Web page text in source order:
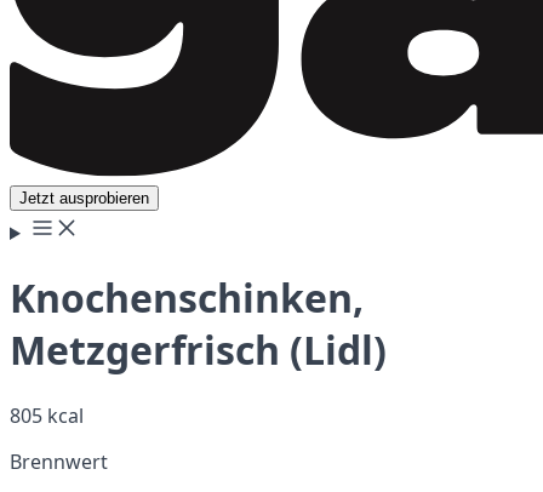
Jetzt ausprobieren
Knochenschinken,
Metzgerfrisch (Lidl)
805 kcal
Brennwert